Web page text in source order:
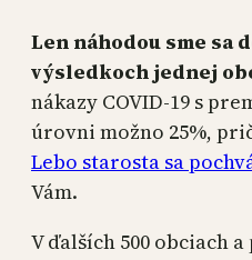
Len náhodou sme sa
výsledkoch jednej
nákazy COVID-19 s
úrovni možno 25%,
Lebo starosta sa
Vám.
V ďalších 500 obciach